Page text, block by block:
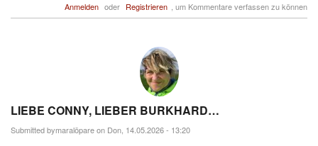
Anmelden oder Registrieren , um Kommentare verfassen zu können
LIEBE CONNY, LIEBER BURKHARD…
Submitted bymaralöpareon Don, 14.05.2026 - 13:20